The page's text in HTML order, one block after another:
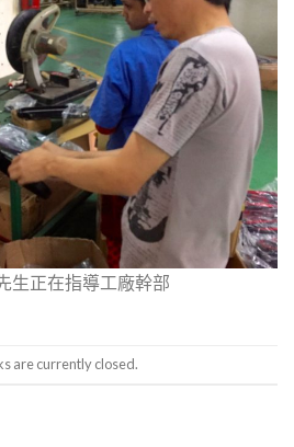
生正在指導工廠幹部
are currently closed.